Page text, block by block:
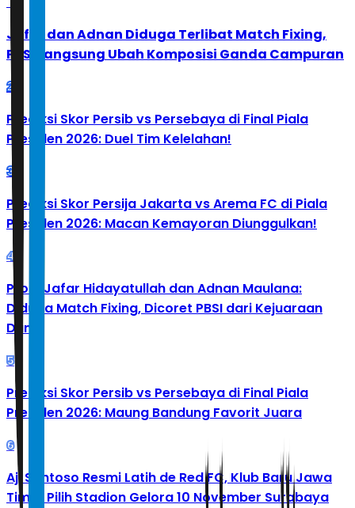
Jafar dan Adnan Diduga Terlibat Match Fixing,
PBSI Langsung Ubah Komposisi Ganda Campuran
2
Prediksi Skor Persib vs Persebaya di Final Piala
Presiden 2026: Duel Tim Kelelahan!
3
Prediksi Skor Persija Jakarta vs Arema FC di Piala
Presiden 2026: Macan Kemayoran Diunggulkan!
4
Profil Jafar Hidayatullah dan Adnan Maulana:
Diduga Match Fixing, Dicoret PBSI dari Kejuaraan
Dunia
5
Prediksi Skor Persib vs Persebaya di Final Piala
Presiden 2026: Maung Bandung Favorit Juara
6
Aji Santoso Resmi Latih de Red FC, Klub Baru Jawa
Timur Pilih Stadion Gelora 10 November Surabaya